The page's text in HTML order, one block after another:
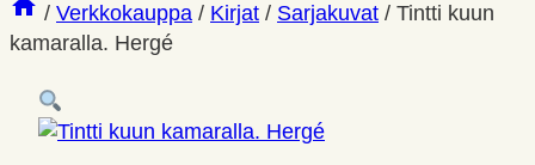
/ Verkkokauppa / Kirjat / Sarjakuvat / Tintti kuun
kamaralla. Hergé